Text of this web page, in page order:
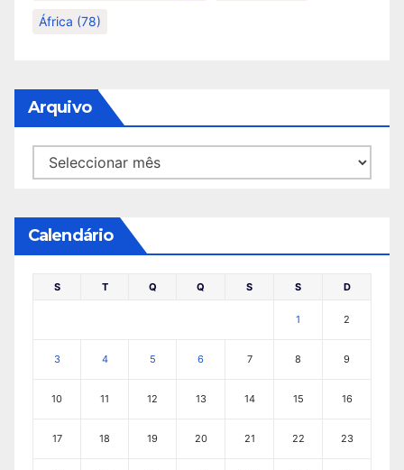
África (78)
Arquivo
Arquivo
Calendário
S T Q Q S S D
1 2
3 4 5 6 7 8 9
10 11 12 13 14 15 16
17 18 19 20 21 22 23